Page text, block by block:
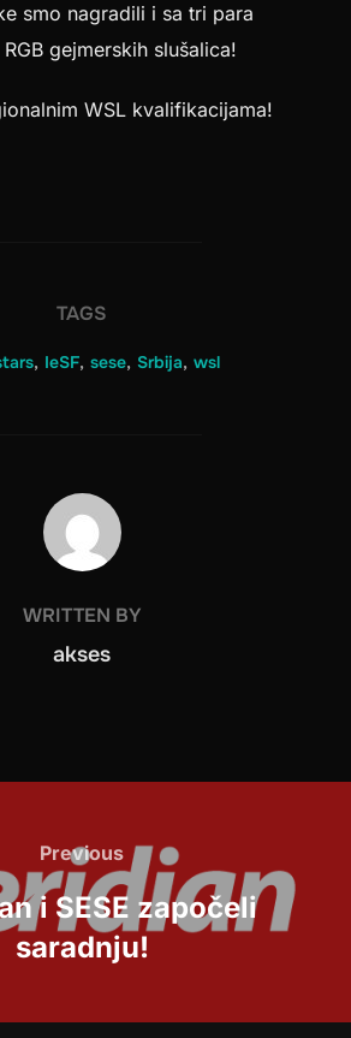
smo nagradili i sa tri para
gejmerskih slušalica!
WSL kvalifikacijama!
TAGS
, IeSF, sese, Srbija, wsl
POST AUTHOR
WRITTEN BY
akses
Previous
Previous
i SESE započeli
saradnju!